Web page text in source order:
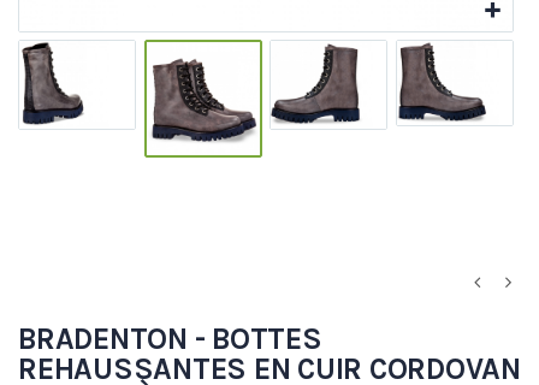
BRADENTON - BOTTES
REHAUSSANTES EN CUIR CORDOVAN